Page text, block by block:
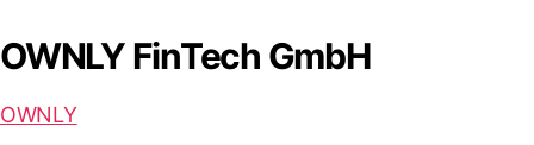
OWNLY FinTech GmbH
OWNLY